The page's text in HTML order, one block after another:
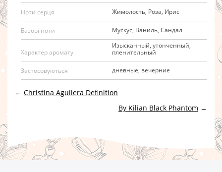
Ноти серця Жимолость, Роза, Ирис
Базові ноти Мускус, Ваниль, Сандал
Характер аромату
Изысканный, утонченный,
пленительный
Застосовуються дневные, вечерние
← Christina Aguilera Definition
By Kilian Black Phantom →